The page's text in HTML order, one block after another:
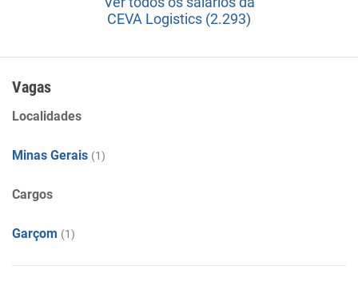
CEVA Logistics (2.293)
Vagas
Localidades
Minas Gerais (1)
Cargos
Garçom (1)